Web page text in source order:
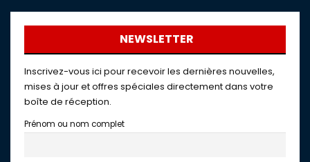
NEWSLETTER
Inscrivez-vous ici pour recevoir les dernières nouvelles,
mises à jour et offres spéciales directement dans votre
boîte de réception.
Prénom ou nom complet